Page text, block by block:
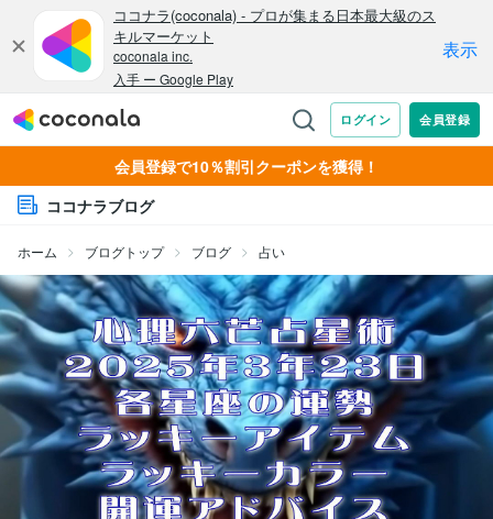
会員登録で10％割引クーポンを獲得！
ココナラブログ
ホーム ブログトップ ブログ 占い